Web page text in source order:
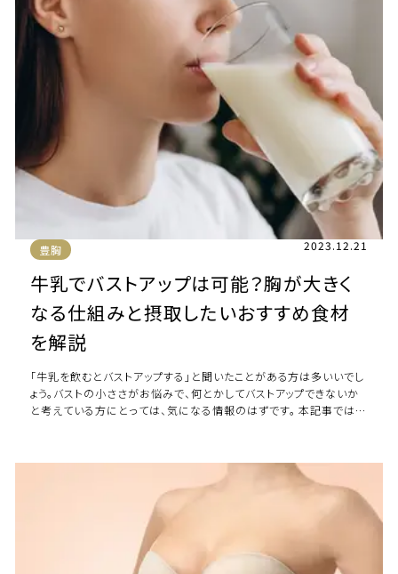
豊胸 2023.12.21
牛乳でバストアップは可能？胸が大きく
なる仕組みと摂取したいおすすめ食材
を解説
「牛乳を飲むとバストアップする」と聞いたことがある方は多いいでし
ょう。バストの小ささがお悩みで、何とかしてバストアップできないか
と考えている方にとっては、気になる情報のはずです。 本記事では、